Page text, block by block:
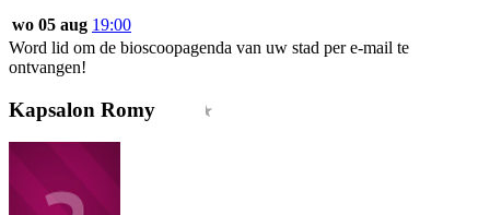
wo 05 aug 19:00
Word lid om de bioscoopagenda van uw stad per e-mail te
ontvangen!
Kapsalon Romy